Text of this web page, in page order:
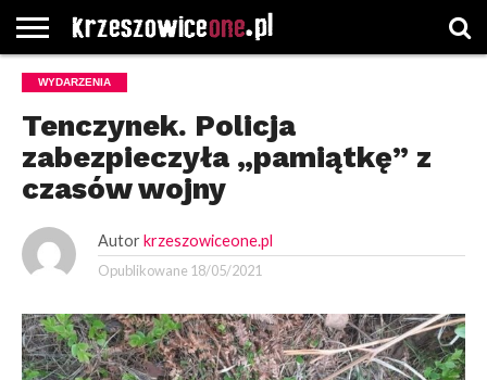
STRONA
GŁÓWNA
WYBORY
WYBIERZ
ROZKŁADY
GREGORCZYK
KONTAKT
WYDARZENIA
Tenczynek. Policja
zabezpieczyła „pamiątkę” z
czasów wojny
Autor krzeszowiceone.pl
Opublikowane 18/05/2021